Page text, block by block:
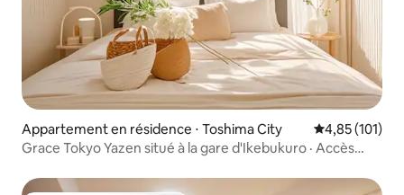
Appartement en résidence ⋅ Toshima City Évaluation
4,85 (101)
Grace Tokyo Yazen situé à la gare d'Ikebukuro · Accès
idéal pour les voyages et les voyages d'affaires